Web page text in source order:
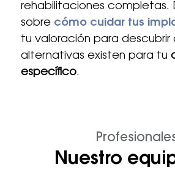
rehabilitaciones completas.
sobre cómo cuidar tus
tu valoración para descubrir
alternativas existen para tu
específico.
Nuestro